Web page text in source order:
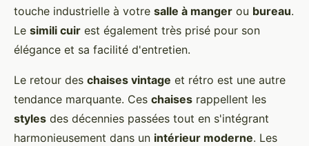
touche industrielle à votre salle à manger ou bureau.
Le simili cuir est également très prisé pour son
élégance et sa facilité d'entretien.
Le retour des chaises vintage et rétro est une autre
tendance marquante. Ces chaises rappellent les
styles des décennies passées tout en s'intégrant
harmonieusement dans un intérieur moderne. Les